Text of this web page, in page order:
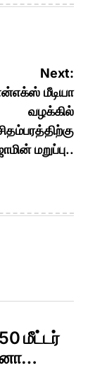
Next:
மீடியா
வழக்கில்
மறுப்பு..
மீட்டர்